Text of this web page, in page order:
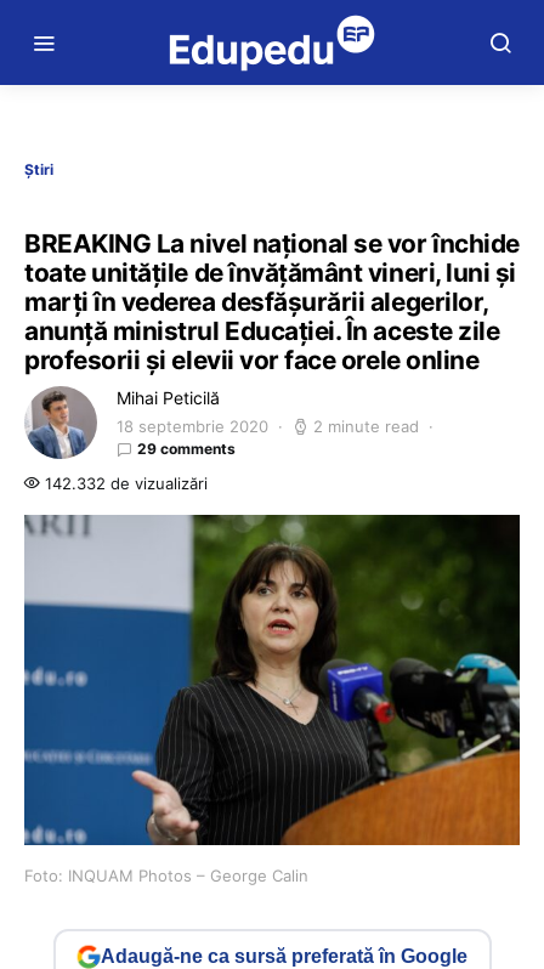
Știri
BREAKING La nivel național se vor închide
toate unitățile de învățământ vineri, luni și
marți în vederea desfășurării alegerilor,
anunță ministrul Educației. În aceste zile
profesorii și elevii vor face orele online
Mihai Peticilă
18 septembrie 2020 2 minute read
29 comments
142.332 de vizualizări
Foto: INQUAM Photos – George Calin
Adaugă-ne ca sursă preferată în Google